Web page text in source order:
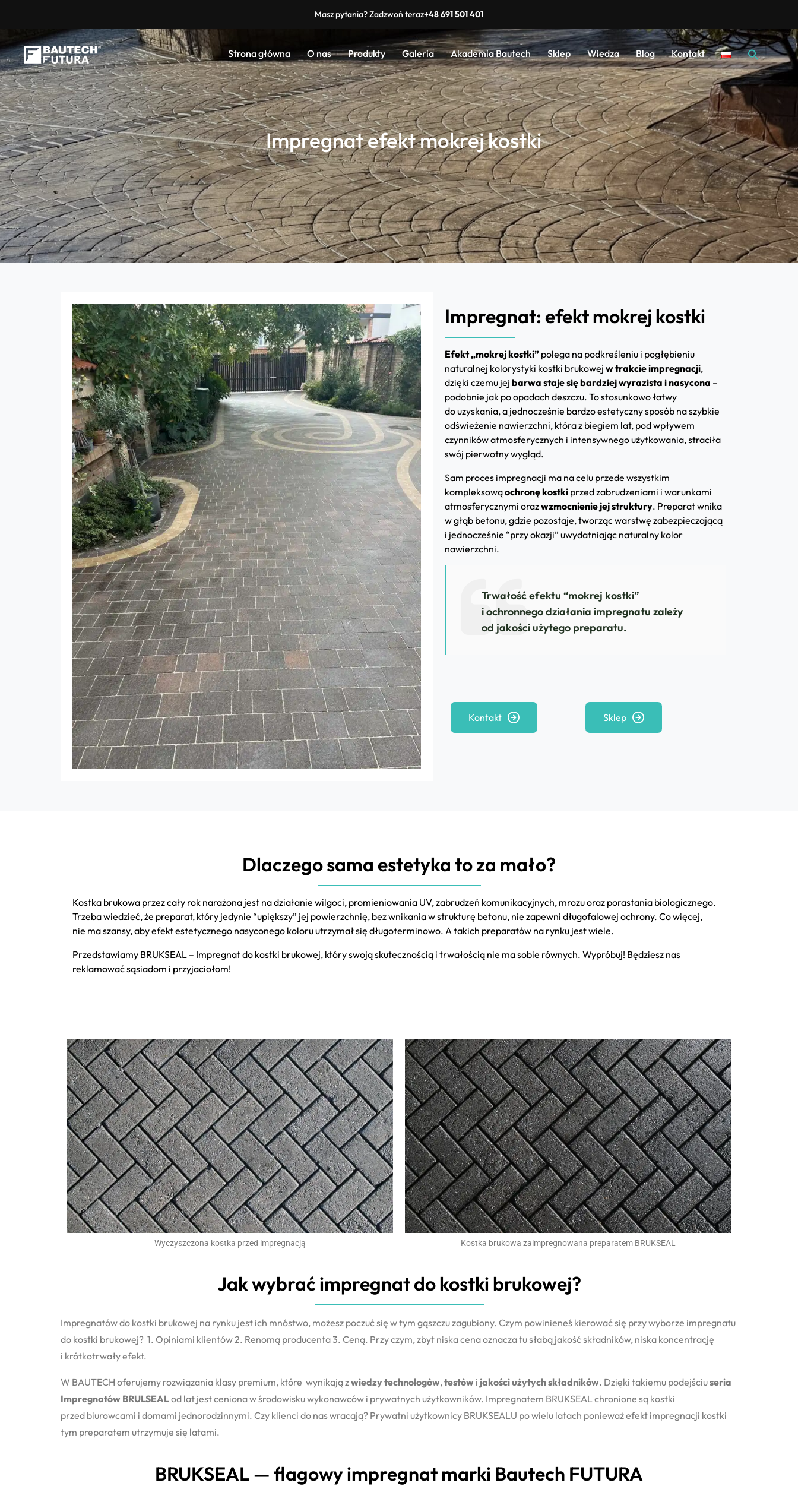
Masz pytania? Zadzwoń teraz+48 691 501 401
Strona główna O nas Produkty Galeria Akademia Bautech Sklep Wiedza Blog Kontakt
for:
Impregnat efekt mokrej kostki
Impregnat: efekt mokrej kostki
Efekt „mokrej kostki” polega na podkreśleniu i pogłębieniu
naturalnej kolorystyki kostki brukowej w trakcie impregnacji,
dzięki czemu jej barwa staje się bardziej wyrazista i nasycona –
podobnie jak po opadach deszczu. To stosunkowo łatwy
do uzyskania, a jednocześnie bardzo estetyczny sposób na szybkie
odświeżenie nawierzchni, która z biegiem lat, pod wpływem
czynników atmosferycznych i intensywnego użytkowania, straciła
swój pierwotny wygląd.
Sam proces impregnacji ma na celu przede wszystkim
kompleksowąochronę kostki przed zabrudzeniami i warunkami
atmosferycznymi orazwzmocnienie jej struktury. Preparat wnika
w głąb betonu, gdzie pozostaje, tworząc warstwę zabezpieczającą
i jednocześnie “przy okazji” uwydatniając naturalny kolor
nawierzchni.
Trwałość efektu “mokrej kostki”
i ochronnego działania impregnatu zależy
od jakości użytego preparatu.
Kontakt Sklep
Dlaczego sama estetyka to za mało?
Kostka brukowa przez cały rok narażona jest na działanie wilgoci, promieniowania UV, zabrudzeń komunikacyjnych, mrozu oraz porastania biologicznego.
Trzeba wiedzieć, że preparat, który jedynie “upiększy” jej powierzchnię, bez wnikania w strukturę betonu, nie zapewni długofalowej ochrony. Co więcej,
nie ma szansy, aby efekt estetycznego nasyconego koloru utrzymał się długoterminowo. A takich preparatów na rynku jest wiele.
Przedstawiamy BRUKSEAL – Impregnat do kostki brukowej, który swoją skutecznością i trwałością nie ma sobie równych. Wypróbuj! Będziesz nas
reklamować sąsiadom i przyjaciołom!
Wyczyszczona kostka przed impregnacją Kostka brukowa zaimpregnowana preparatem BRUKSEAL
Jak wybrać impregnat do kostki brukowej?
Impregnatów do kostki brukowej na rynku jest ich mnóstwo, możesz poczuć się w tym gąszczu zagubiony. Czym powinieneś kierować się przy wyborze impregnatu
do kostki brukowej? 1. Opiniami klientów 2. Renomą producenta 3. Ceną. Przy czym, zbyt niska cena oznacza tu słabą jakość składników, niska koncentrację
i krótkotrwały efekt.
W BAUTECH oferujemy rozwiązania klasy premium, które wynikają zwiedzy technologów, testów i jakości użytych składników. Dzięki takiemu podejściuseria
Impregnatów BRULSEALod lat jest ceniona w środowisku wykonawców i prywatnych użytkowników. Impregnatem BRUKSEAL chronione są kostki
przed biurowcami i domami jednorodzinnymi. Czy klienci do nas wracają? Prywatni użytkownicy BRUKSEALU po wielu latach ponieważ efekt impregnacji kostki
tym preparatem utrzymuje się latami.
BRUKSEAL — flagowy impregnat marki Bautech FUTURA